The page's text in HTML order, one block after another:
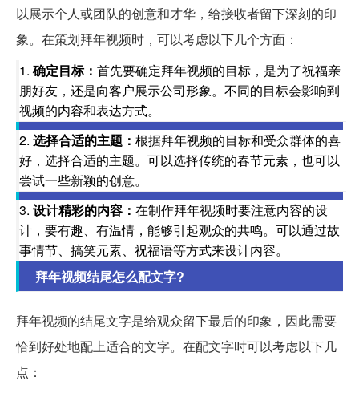
以展示个人或团队的创意和才华，给接收者留下深刻的印
象。在策划拜年视频时，可以考虑以下几个方面：
1. 确定目标： 首先要确定拜年视频的目标，是为了祝福亲
朋好友，还是向客户展示公司形象。不同的目标会影响到
视频的内容和表达方式。
2. 选择合适的主题： 根据拜年视频的目标和受众群体的喜
好，选择合适的主题。可以选择传统的春节元素，也可以
尝试一些新颖的创意。
3. 设计精彩的内容： 在制作拜年视频时要注意内容的设
计，要有趣、有温情，能够引起观众的共鸣。可以通过故
事情节、搞笑元素、祝福语等方式来设计内容。
拜年视频结尾怎么配文字?
拜年视频的结尾文字是给观众留下最后的印象，因此需要
恰到好处地配上适合的文字。在配文字时可以考虑以下几
点：